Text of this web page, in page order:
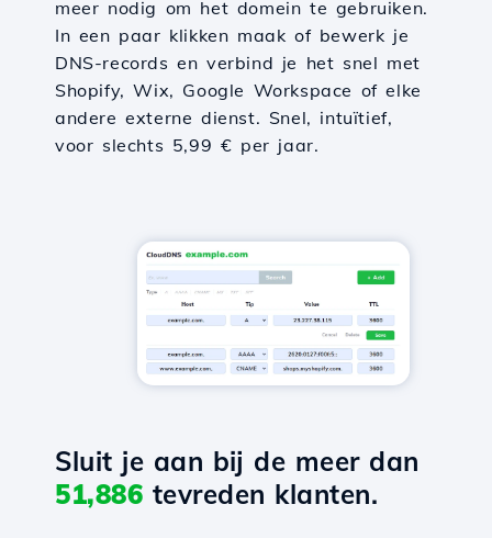
meer nodig om het domein te gebruiken.
In een paar klikken maak of bewerk je
DNS-records en verbind je het snel met
Shopify, Wix, Google Workspace of elke
andere externe dienst. Snel, intuïtief,
voor slechts 5,99 € per jaar.
Sluit je aan bij de meer dan
51,886 tevreden klanten.